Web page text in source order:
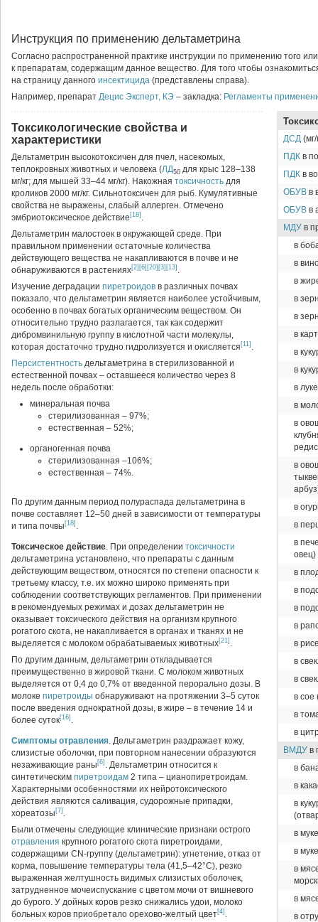
Инструкция по применению дельтаметрина
Согласно распространенной практике инструкции по применению того
к препаратам, содержащим данное вещество. Для того чтобы
на страницу данного инсектицида (представлены справа).
Например, препарат Децис Эксперт, КЭ – закладка: Регламенты
ДСД
ПДК в
ПДК в
ОБУВ в
ОБУВ в
МДУ в
в
в
в
в
в
в
в
в
в
в
в
в
в
в
в
овец)
в
в
в
в
в
в
в
в сое
в
в
ВМДУ в
в
в
в
в
в
в
в
в
Токсикологические свойства и
характеристики
Дельтаметрин высокотоксичен для пчел, насекомых,
теплокровных животных и человека (ЛД50 для крыс 128–138
мг/кг; для мышей 33–44 мг/кг). Накожная токсичность для
кроликов 2000 мг/кг. Сильнотоксичен для рыб. Кумулятивные
свойства не выражены, слабый аллерген. Отмечено
эмбриотоксическое действие [18] .
Дельтаметрин малостоек в окружающей среде. При
правильном применении остаточные количества
действующего вещества не накапливаются в почве и не
обнаруживаются в растениях[2] [6] [20] [3] [13] .
Изучение деградации пиретроидов в различных почвах
показало, что дельтаметрин является наиболее устойчивым,
особенно в почвах богатых органическим веществом. Он
относительно трудно разлагается, так как содержит
дибромвинильную группу в кислотной части молекулы,
которая достаточно трудно гидролизуется и окисляется [11] .
Персистентность дельтаметрина в стерилизованной и
естественной почвах – оставшееся количество через 8
недель после обработки:
минеральная почва
стерилизованная – 97%;
естественная – 52%;
органогенная почва
стерилизованная –106%;
естественная – 74%.
По другим данным период полураспада дельтаметрина в
почве составляет 12–50 дней в зависимости от температуры
и типа почвы [18] .
Токсическое действие. При определении токсичности
дельтаметрина установлено, что препараты с данным
действующим веществом, относятся по степени опасности к
третьему классу, т.е. их можно широко применять при
соблюдении соответствующих регламентов. При применении
в рекомендуемых режимах и дозах дельтаметрин не
оказывает токсического действия на организм крупного
рогатого скота, не накапливается в органах и тканях и не
выделяется с молоком обрабатываемых животных[21] .
По другим данным, дельтаметрин откладывается
преимущественно в жировой ткани. С молоком животных
выделяется от 0,4 до 0,7% от введенной перорально дозы. В
молоке пиретроиды обнаруживают на протяжении 3–5 суток
после введения однократной дозы, в жире – в течение 14 и
более суток[16] .
Симптомы отравления. Дельтаметрин раздражает кожу,
слизистые оболочки, при повторном нанесении образуются
незаживающие раны [6] . Дельтаметрин относится к
синтетическим пиретроидам 2 типа – цианопиретроидам.
Характерными особенностями их нейротоксического
действия являются саливация, судорожные припадки,
хореатозы [7] .
Были отмечены следующие клинические признаки острого
отравления крупного рогатого скота пиретроидами,
содержащими CN-группу (дельтаметрин): угнетение, отказ от
корма, повышение температуры тела (41,5–42°С), резко
выраженная желтушность видимых слизистых оболочек,
затрудненное мочеиспускание с цветом мочи от вишневого
до бурого. У дойных коров резко снижались удои, молоко
больных коров приобретало орехово-желтый цвет[4] .